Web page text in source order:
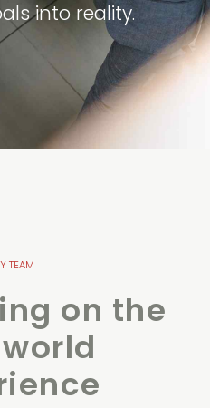
into reality.
TEAM
on the